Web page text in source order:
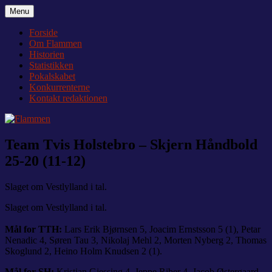
Videre
til
indhold
Flammen
Nyheder og debat om Team Tvis Holstebro
Menu
Forside
Om Flammen
Historien
Statistikken
Pokalskabet
Konkurrenterne
Kontakt redaktionen
Team Tvis Holstebro – Skjern Håndbold
25-20 (11-12)
Slaget om Vestlylland i tal.
Slaget om Vestlylland i tal.
Mål for TTH: Lars Erik Bjørnsen 5, Joacim Ernstsson 5 (1), Petar
Nenadic 4, Søren Tau 3, Nikolaj Mehl 2, Morten Nyberg 2, Thomas
Skoglund 2, Heino Holm Knudsen 2 (1).